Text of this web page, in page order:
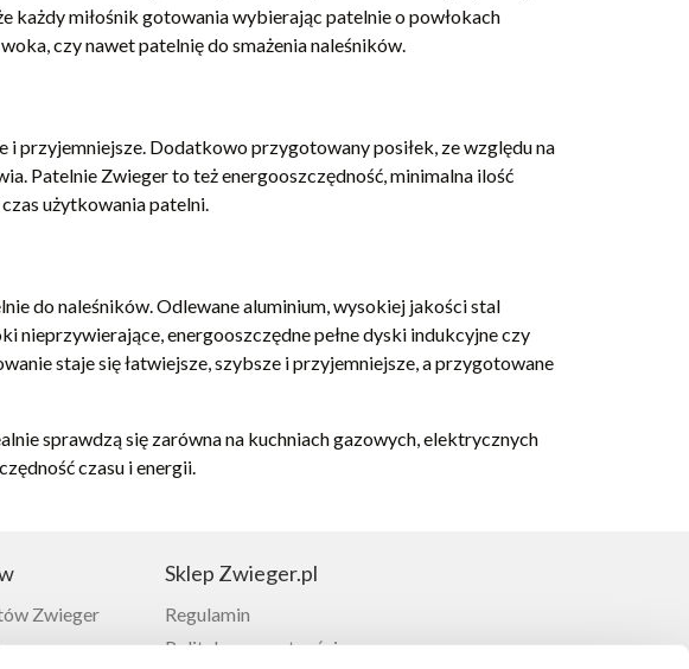
każdy miłośnik gotowania wybierając patelnie o powłokach
czy nawet patelnię do smażenia naleśników.
przyjemniejsze. Dodatkowo przygotowany posiłek, ze względu na
Patelnie Zwieger to też energooszczędność, minimalna ilość
użytkowania patelni.
do naleśników. Odlewane aluminium, wysokiej jakości stal
nieprzywierające, energooszczędne pełne dyski indukcyjne czy
staje się łatwiejsze, szybsze i przyjemniejsze, a przygotowane
sprawdzą się zarówna na kuchniach gazowych, elektrycznych
czasu i energii.
Zwieger
Sklep Zwieger.pl
Regulamin
Polityka prywatności